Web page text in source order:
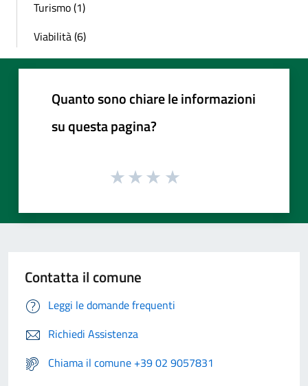
Turismo (1)
Viabilità (6)
Quanto sono chiare le informazioni
su questa pagina?
Contatta il comune
Leggi le domande frequenti
Richiedi Assistenza
Chiama il comune +39 02 9057831